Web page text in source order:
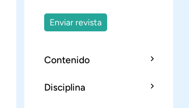
Enviar revista
Contenido
Disciplina